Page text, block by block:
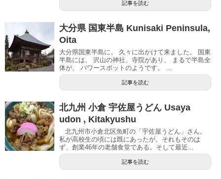
記事を読む
大分県 国東半島 Kunisaki Peninsula,
Oita
大分県国東半島に、 久々に出かけて来ました。 国東
半島には、 沢山の神社、寺院があり、 まるで半島全
体が、 パワースポットのようです。 ...
記事を読む
北九州 小倉 宇佐屋うどん Usaya
udon , Kitakyushu
北九州市小倉北区魚町の「宇佐屋うどん」さん。
私が高校生の頃には既にあったが、それもそのは
ず、創業46年の老舗食堂である。そして最近...
記事を読む